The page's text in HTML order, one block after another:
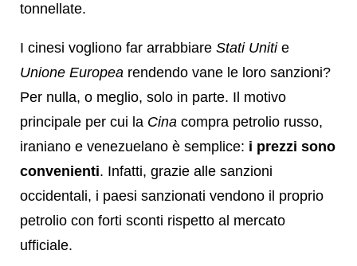
tonnellate.
I cinesi vogliono far arrabbiare Stati Unitie
Unione Europea rendendo vane le loro sanzioni?
Per nulla, o meglio, solo in parte. Il motivo
principale per cui la Cina compra petrolio russo,
iraniano e venezuelano è semplice: i prezzi sono
convenienti. Infatti, grazie alle sanzioni
occidentali, i paesi sanzionati vendono il proprio
petrolio con forti sconti rispetto al mercato
ufficiale.